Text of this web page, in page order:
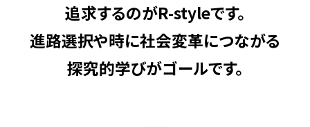
追求するのがR-styleです。
進路選択や時に社会変革につながる
探究的学びがゴールです。